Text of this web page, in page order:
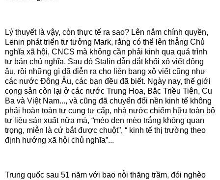
Lý thuyết là vậy, còn thực tế ra sao? Lên nắm chính quyền,
Lenin phát triển tư tưởng Mark, rằng có thể lên thẳng Chủ
nghĩa xã hội, CNCS mà không cần phải kinh qua quá trình
tư bản chủ nghĩa. Sau đó Stalin dẫn dắt khối xô viết đông
âu, rồi những gì đã diễn ra cho liên bang xô viết cũng như
các nước Đông Âu, các bạn đều đã biết. Ngày nay, thế giới
cọng sản còn lại ở các nước Trung Hoa, Bắc Triều Tiên, Cu
Ba và Việt Nam..., và cũng đã chuyển đổi nền kinh tế không
phải hoàn toàn tự cung tự cấp, nhà nước chiếm hữu toàn bộ
tư liệu sản xuất nữa mà, “mèo đen mèo trắng không quan
trọng, miễn là cứ bắt được chuột”, “ kinh tế thị trường theo
định hướng xã hội chủ nghĩa”...
Trung quốc sau 51 năm với bao nỗi thăng trầm, đói nghèo